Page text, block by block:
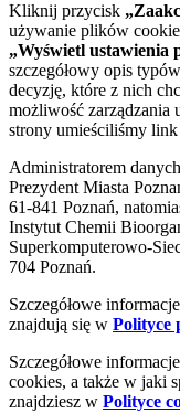
Kliknij przycisk
używanie plików
„Wyświetl ustawienia
szczegółowy opis
decyzję, które z nich
możliwość zarządzania
strony umieściliśmy
Administratorem
Prezydent Miasta
61-841 Poznań,
Instytut Chemii
Superkomputerowo-
704 Poznań.
Szczegółowe
znajdują się w Polityce
Szczegółowe
cookies, a także w jaki
znajdziesz w Polityce